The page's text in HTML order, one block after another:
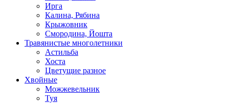
Ирга
Калина, Рябина
Крыжовник
Смородина, Йошта
Травянистые многолетники
Астильба
Хоста
Цветущие разное
Хвойные
Можжевельник
Туя